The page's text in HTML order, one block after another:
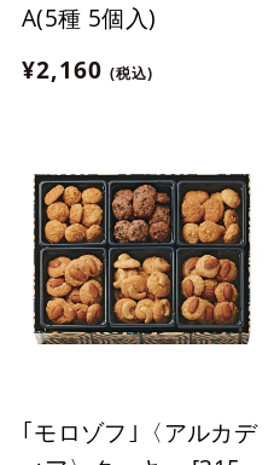
A(5種 5個入)
¥2,160 (税込)
｢モロゾフ｣〈アルカデ